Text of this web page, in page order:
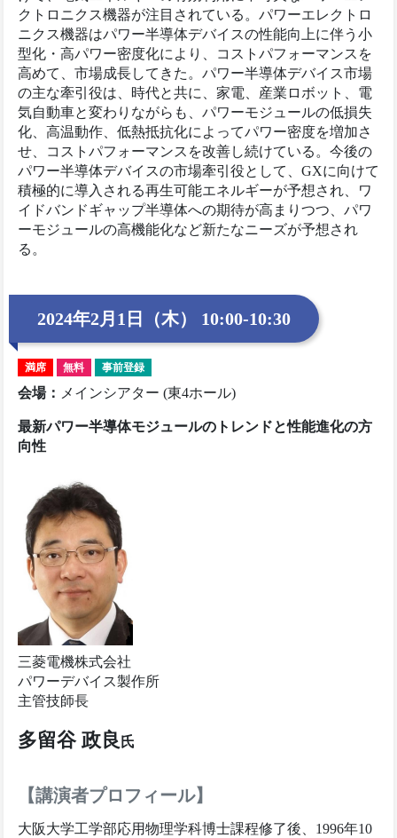
クトロニクス機器が注目されている。パワーエレクトロ
ニクス機器はパワー半導体デバイスの性能向上に伴う小
型化・高パワー密度化により、コストパフォーマンスを
高めて、市場成長してきた。パワー半導体デバイス市場
の主な牽引役は、時代と共に、家電、産業ロボット、電
気自動車と変わりながらも、パワーモジュールの低損失
化、高温動作、低熱抵抗化によってパワー密度を増加さ
せ、コストパフォーマンスを改善し続けている。今後の
パワー半導体デバイスの市場牽引役として、GXに向けて
積極的に導入される再生可能エネルギーが予想され、ワ
イドバンドギャップ半導体への期待が高まりつつ、パワ
ーモジュールの高機能化など新たなニーズが予想され
る。
2024年2月1日（木） 10:00-10:30
満席 無料 事前登録
会場： メインシアター (東4ホール)
最新パワー半導体モジュールのトレンドと性能進化の方
向性
三菱電機株式会社
パワーデバイス製作所
主管技師長
多留谷 政良 氏
【講演者プロフィール】
大阪大学工学部応用物理学科博士課程修了後、1996年10